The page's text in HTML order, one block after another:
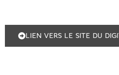
LIEN VERS LE SITE DU